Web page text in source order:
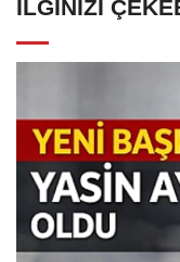
İLGINIZI